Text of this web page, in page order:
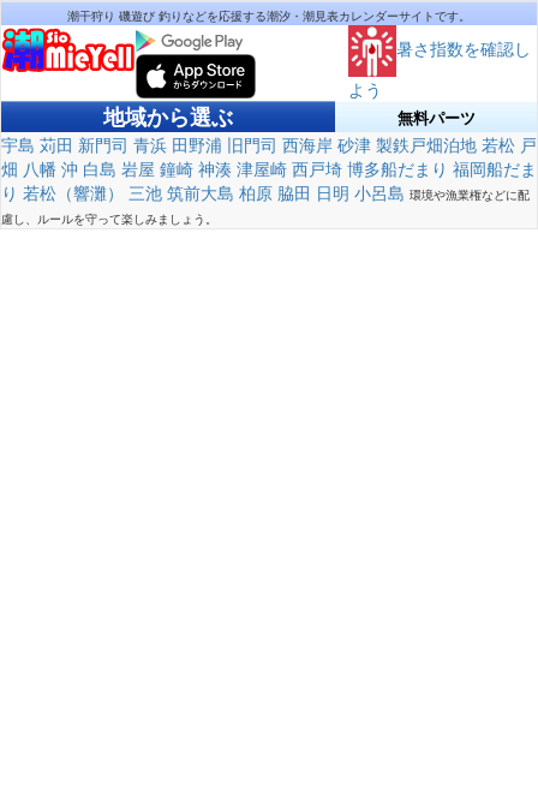
潮干狩り 磯遊び 釣りなどを応援する潮汐・潮見表カレンダーサイトです。
暑さ指数を確認し
よう
地域から選ぶ 無料パーツ
宇島 苅田 新門司 青浜 田野浦 旧門司 西海岸 砂津 製鉄戸畑泊地 若松 戸
畑 八幡 沖 白島 岩屋 鐘崎 神湊 津屋崎 西戸埼 博多船だまり 福岡船だま
り 若松（響灘） 三池 筑前大島 柏原 脇田 日明 小呂島 環境や漁業権などに配
慮し、ルールを守って楽しみましょう。